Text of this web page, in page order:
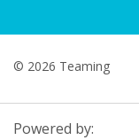
© 2026 Teaming
Powered by: